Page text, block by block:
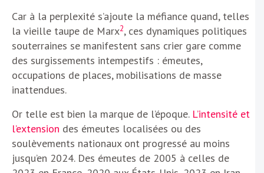
Car à la perplexité s’ajoute la méfiance quand, telles
la vieille taupe de Marx2, ces dynamiques politiques
souterraines se manifestent sans crier gare comme
des surgissements intempestifs : émeutes,
occupations de places, mobilisations de masse
inattendues.
Or telle est bien la marque de l’époque. L’intensité et
l’extension des émeutes localisées ou des
soulèvements nationaux ont progressé au moins
jusqu’en 2024. Des émeutes de 2005 à celles de